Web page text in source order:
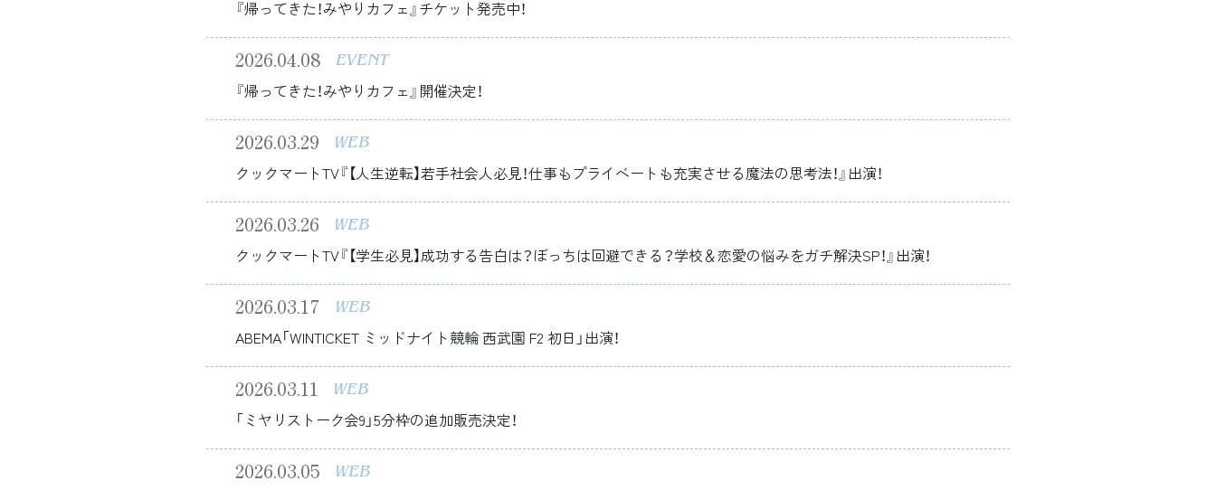
『帰ってきた！みやりカフェ』チケット発売中！
2026.04.08 EVENT
『帰ってきた！みやりカフェ』開催決定！
2026.03.29 WEB
クックマートTV『【人生逆転】若手社会人必見！仕事もプライベートも充実させる魔法の思考法！』出演！
2026.03.26 WEB
クックマートTV『【学生必見】成功する告白は？ぼっちは回避できる？学校＆恋愛の悩みをガチ解決SP！』出演！
2026.03.17 WEB
ABEMA「WINTICKET ミッドナイト競輪 西武園 F2 初日」出演！
2026.03.11 WEB
「ミヤリストーク会9」5分枠の追加販売決定！
2026.03.05 WEB